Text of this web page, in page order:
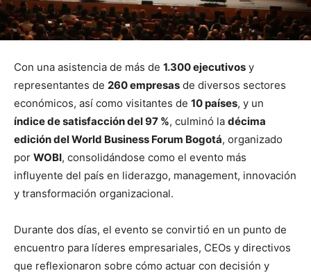
Con una asistencia de más de 1.300 ejecutivos y
representantes de 260 empresas de diversos sectores
económicos, así como visitantes de 10 países, y un
índice de satisfacción del 97 %, culminó la décima
edición del World Business Forum Bogotá, organizado
por WOBI, consolidándose como el evento más
influyente del país en liderazgo, management, innovación
y transformación organizacional.
Durante dos días, el evento se convirtió en un punto de
encuentro para líderes empresariales, CEOs y directivos
que reflexionaron sobre cómo actuar con decisión y